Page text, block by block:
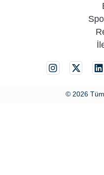
© 2026 Tüm